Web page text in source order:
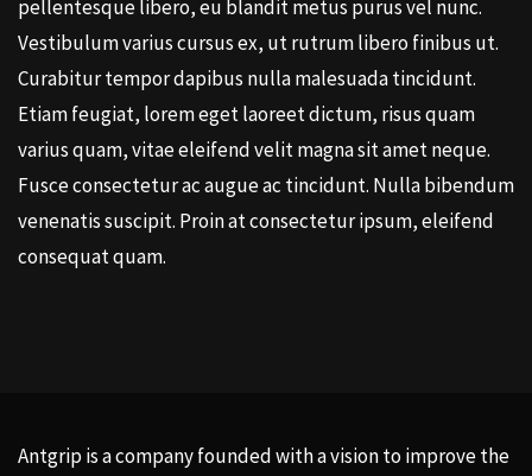
pellentesque libero, eu blandit metus purus vel nunc.
Vestibulum varius cursus ex, ut rutrum libero finibus ut.
Curabitur tempor dapibus nulla malesuada tincidunt.
Etiam feugiat, lorem eget laoreet dictum, risus quam
varius quam, vitae eleifend velit magna sit amet neque.
Fusce consectetur ac augue ac tincidunt. Nulla bibendum
venenatis suscipit. Proin at consectetur ipsum, eleifend
consequat quam.
Antgrip is a company founded with a vision to improve the